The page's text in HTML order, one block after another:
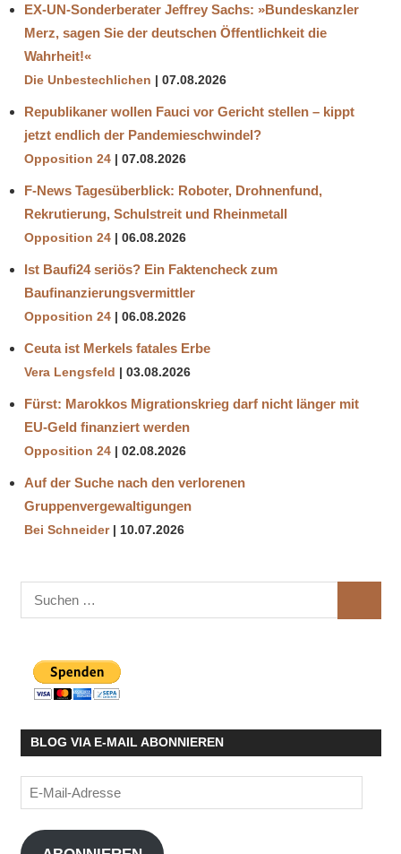
EX-UN-Sonderberater Jeffrey Sachs: »Bundeskanzler
Merz, sagen Sie der deutschen Öffentlichkeit die
Wahrheit!«
Die Unbestechlichen 07.08.2026
Republikaner wollen Fauci vor Gericht stellen – kippt
jetzt endlich der Pandemieschwindel?
Opposition 24 07.08.2026
F-News Tagesüberblick: Roboter, Drohnenfund,
Rekrutierung, Schulstreit und Rheinmetall
Opposition 24 06.08.2026
Ist Baufi24 seriös? Ein Faktencheck zum
Baufinanzierungsvermittler
Opposition 24 06.08.2026
Ceuta ist Merkels fatales Erbe
Vera Lengsfeld 03.08.2026
Fürst: Marokkos Migrationskrieg darf nicht länger mit
EU-Geld finanziert werden
Opposition 24 02.08.2026
Auf der Suche nach den verlorenen
Gruppenvergewaltigungen
Bei Schneider 10.07.2026
Suchen
nach:
BLOG VIA E-MAIL ABONNIEREN
E-
Mail-
Adresse